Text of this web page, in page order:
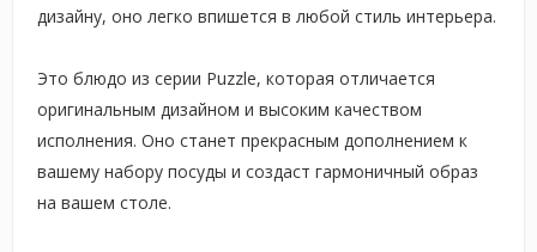
дизайну, оно легко впишется в любой стиль интерьера.
Это блюдо из серии Puzzle, которая отличается
оригинальным дизайном и высоким качеством
исполнения. Оно станет прекрасным дополнением к
вашему набору посуды и создаст гармоничный образ
на вашем столе.